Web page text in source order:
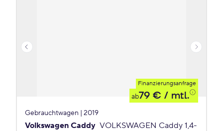
Finanzierungsanfrage
ab79 € / mtl.
Gebrauchtwagen | 2019
Volkswagen Caddy VOLKSWAGEN Caddy 1,4-